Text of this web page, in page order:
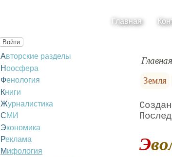
Главная
Войти
Авторские разделы
Ноосфера
Фенология
Книги
Журналистика
СМИ
Экономика
Реклама
Мифология
Главная
Земля